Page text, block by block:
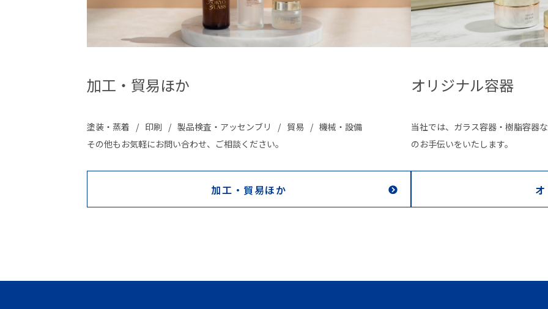
加工・貿易ほか
塗装・蒸着 印刷 製品検査・アッセンブリ 貿易
機械・設備
その他もお気軽にお問い合わせ、ご相談ください。
加工・貿易ほか
オリジナル容器
当社では、ガラス容器・樹脂容器
のお手伝いをいたします。